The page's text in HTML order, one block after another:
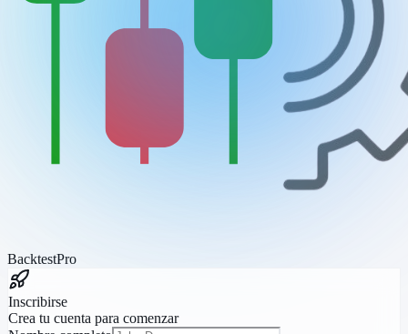
BacktestPro
Inscribirse
Crea tu cuenta para comenzar